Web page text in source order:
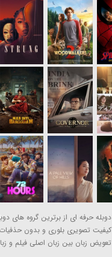
دوبله حرفه ای از برترین گروه های
کیفیت تصویری بلوری و بدون حذفیات
تعویض زبان بین زبان اصلی فیلم و